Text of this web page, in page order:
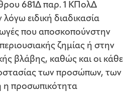
681Δ παρ. 1 ΚΠολΔ
λόγω ειδική διαδικασία
που αποσκοπούνστην
ζημίας ή στην
βλάβης, καθώς και οι κάθε
των προσώπων, των
η προσωπικότητα